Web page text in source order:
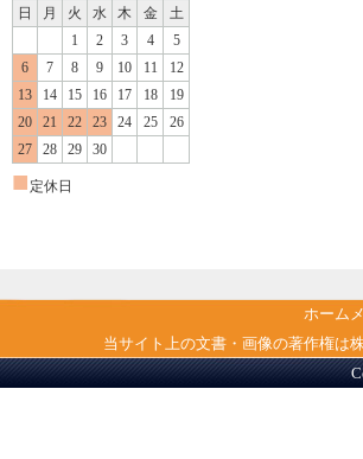
日 月 火 水 木 金
土
1
2 3 4
5
6
7 8 9 10 11
12
13
14 15 16 17 18
19
20
21 22 23 24 25
26
27
28 29 30
■ 定休日
ホーム
当サイト上の文書・画像の著作権は